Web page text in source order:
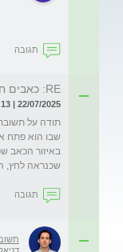
תגובה
RE: כאבים חמורים לאחר מתיחת בטן
22/07/2025 | 11:13 | מאת: שיר
תודה על
שבו הוא פתח
באיזור הכאב
שכנראה לחץ,
תגובה